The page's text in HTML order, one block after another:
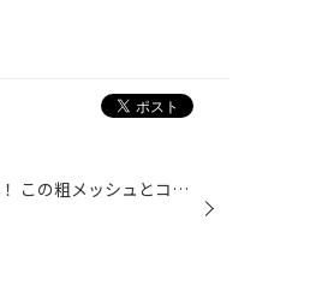
ホイールメーカー様 新作ホイールを 持って来てくださいました！ この粗メッシュとコンケーブ具合が カッコいいと思いませんかぁ？？ ありがとうございます。 タイヤ館モリオカ 展示会やっとります∩`･◇･)